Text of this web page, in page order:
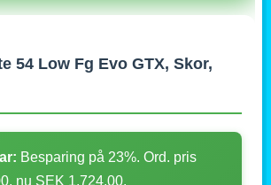
54 Low Fg Evo GTX, Skor,
Besparing på 23%. Ord. pris
nu SEK 1.724,00.